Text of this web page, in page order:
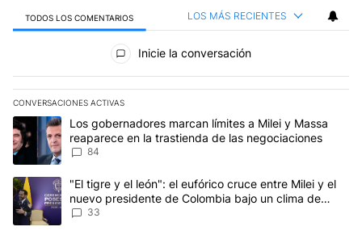
TODOS LOS COMENTARIOS LOS MÁS RECIENTES
Todos los comentarios
Inicie la conversación
CONVERSACIONES ACTIVAS
Este listado muestra los artículos con más comentarios en los
Un artículo de tendencia con el título "Los gobernadores
Los gobernadores marcan límites a Milei y Massa
reaparece en la trastienda de las negociaciones
84
Un artículo de tendencia con el título ""El tigre y el león": el
"El tigre y el león": el eufórico cruce entre Milei y el
nuevo presidente de Colombia bajo un clima de
máxima tensión
33